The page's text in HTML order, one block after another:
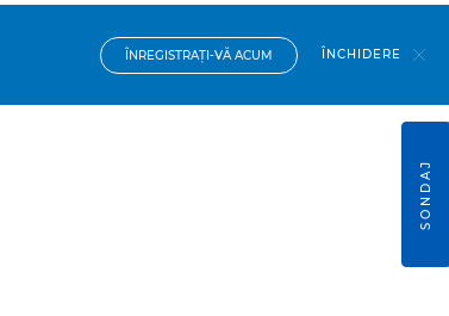
ÎNREGISTRAŢI-VĂ ACUM ÎNCHIDERE
SONDAJ